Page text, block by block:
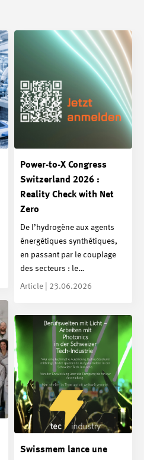
Power-to-X Congress
Switzerland 2026 :
Reality Check with Net
Zero
De l’hydrogène aux agents
énergétiques synthétiques,
en passant par le couplage
des secteurs : le…
Article | 23.06.2026
Swissmem lance une